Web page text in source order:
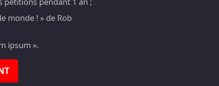
monde ! » de Rob
ipsum ».